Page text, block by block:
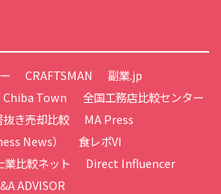
CRAFTSMAN
副業.jp
Chiba Town
全国工務店比較センター
抜き売却比較
MA Press
News）
食レポVI
業比較ネット
Direct Influencer
ADVISOR